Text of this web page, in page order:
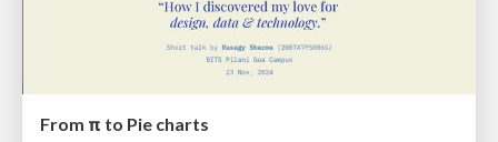
From π to Pie charts